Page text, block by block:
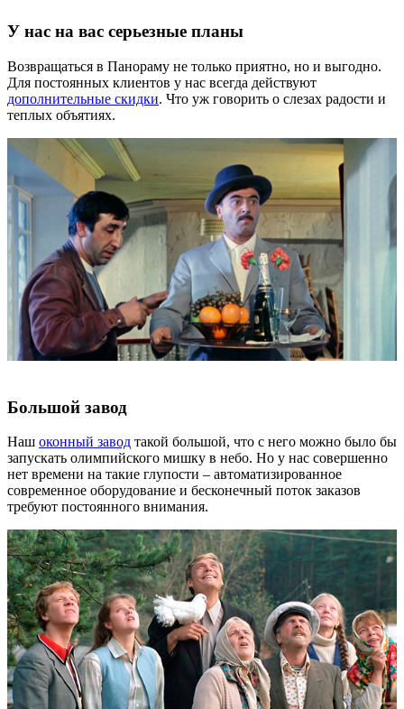
У нас на вас серьезные планы
Возвращаться в Панораму не только приятно, но и выгодно.
Для постоянных клиентов у нас всегда действуют
дополнительные скидки. Что уж говорить о слезах радости и
теплых объятиях.
Большой завод
Наш оконный завод такой большой, что с него можно было бы
запускать олимпийского мишку в небо. Но у нас совершенно
нет времени на такие глупости – автоматизированное
современное оборудование и бесконечный поток заказов
требуют постоянного внимания.